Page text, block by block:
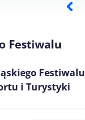
Festiwalu
Festiwalu
i Turystyki